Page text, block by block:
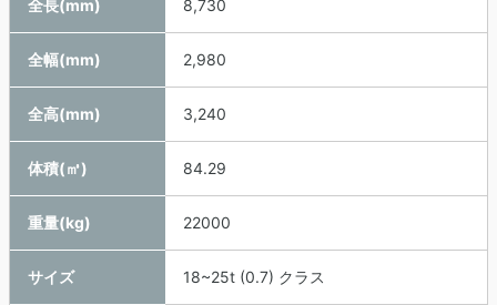
全長(mm) 8,730
全幅(mm) 2,980
全高(mm) 3,240
体積(㎥) 84.29
重量(kg) 22000
サイズ 18~25t (0.7) クラス